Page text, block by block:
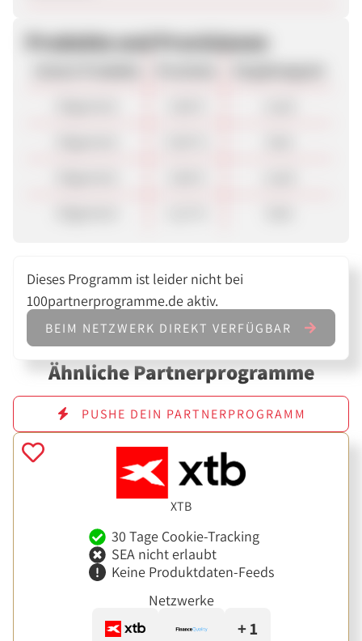
Produkte und Provisionen
Dieses Programm ist leider nicht bei
100partnerprogramme.de aktiv.
BEIM NETZWERK DIREKT VERFÜGBAR
Ähnliche Partnerprogramme
PUSHE DEIN PARTNERPROGRAMM
XTB
30 Tage Cookie-Tracking
SEA nicht erlaubt
Keine Produktdaten-Feeds
Netzwerke
+ 1